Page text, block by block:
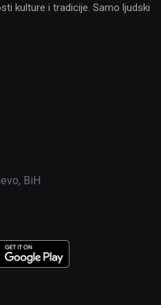
kulture i tradicije. Samo ljudski
BiH